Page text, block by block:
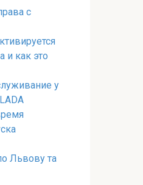
с
и как это
у
Львову та